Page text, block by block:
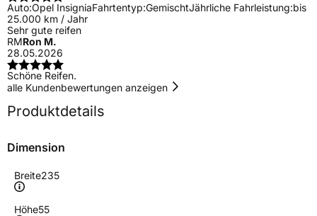
Auto:Opel InsigniaFahrtentyp:GemischtJährliche Fahrleistung:bis
25.000 km / Jahr
Sehr gute reifen
RMRon M.
28.05.2026
Schöne Reifen.
alle Kundenbewertungen anzeigen
Produktdetails
Dimension
Breite235
Höhe55